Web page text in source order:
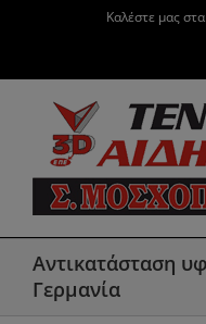
Καλέστε μας
Αντικατάσταση
Γερμανία